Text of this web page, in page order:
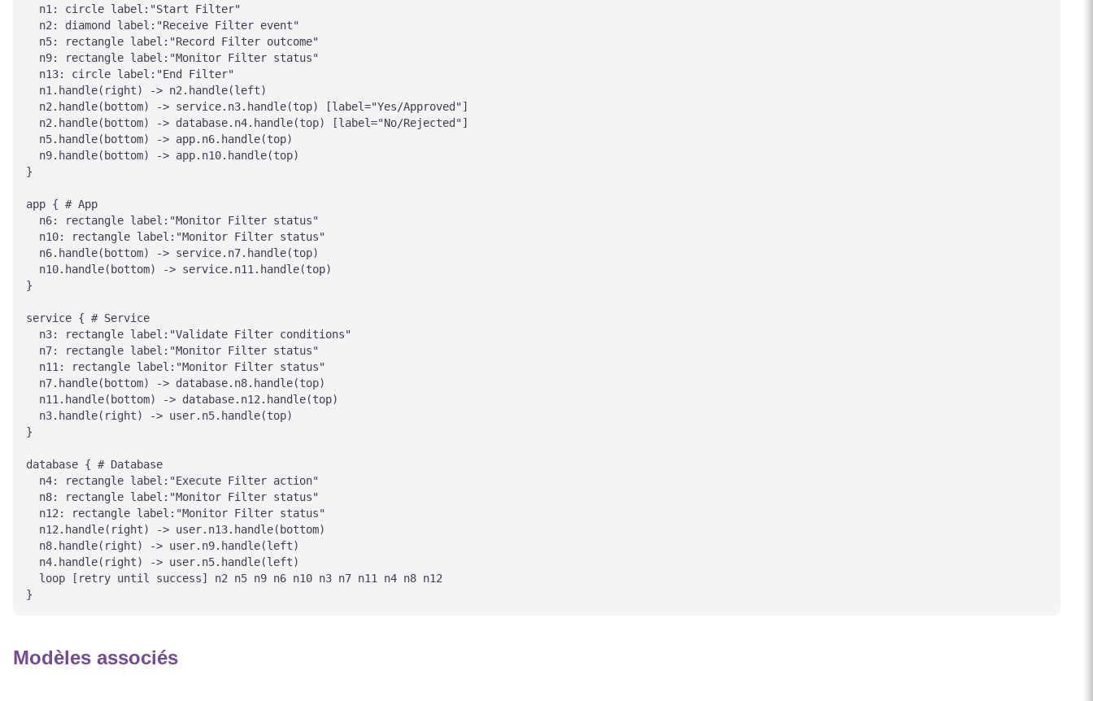
  n1: circle label:"Start Filter"
  n2: diamond label:"Receive Filter event"
  n5: rectangle label:"Record Filter outcome"
  n9: rectangle label:"Monitor Filter status"
  n13: circle label:"End Filter"
  n1.handle(right) -> n2.handle(left)
  n2.handle(bottom) -> service.n3.handle(top) [label="Yes/Approved"]
  n2.handle(bottom) -> database.n4.handle(top) [label="No/Rejected"]
  n5.handle(bottom) -> app.n6.handle(top)
  n9.handle(bottom) -> app.n10.handle(top)
}
app { # App
  n6: rectangle label:"Monitor Filter status"
  n10: rectangle label:"Monitor Filter status"
  n6.handle(bottom) -> service.n7.handle(top)
  n10.handle(bottom) -> service.n11.handle(top)
}
service { # Service
  n3: rectangle label:"Validate Filter conditions"
  n7: rectangle label:"Monitor Filter status"
  n11: rectangle label:"Monitor Filter status"
  n7.handle(bottom) -> database.n8.handle(top)
  n11.handle(bottom) -> database.n12.handle(top)
  n3.handle(right) -> user.n5.handle(top)
}
database { # Database
  n4: rectangle label:"Execute Filter action"
  n8: rectangle label:"Monitor Filter status"
  n12: rectangle label:"Monitor Filter status"
  n12.handle(right) -> user.n13.handle(bottom)
  n8.handle(right) -> user.n9.handle(left)
  n4.handle(right) -> user.n5.handle(left)
  loop [retry until success] n2 n5 n9 n6 n10 n3 n7 n11 n4 n8 n12
Modèles associés